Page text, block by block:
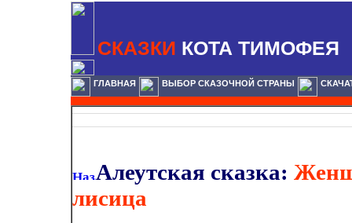
СКАЗКИ КОТА ТИМОФЕЯ
ГЛАВНАЯ ВЫБОР СКАЗОЧНОЙ СТРАНЫ
Алеутская сказка:
лисица